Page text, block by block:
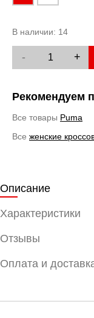
В наличии: 14
- +
Рекомендуем
Все товары Puma
Все женские
Описание
Характеристики
Отзывы
Оплата и